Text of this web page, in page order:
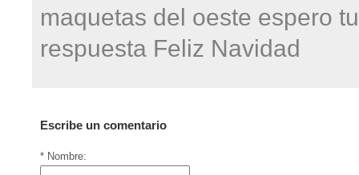
maquetas del oeste espero tu
respuesta Feliz Navidad
Escribe un comentario
* Nombre: